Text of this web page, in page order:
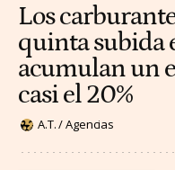
Los
quinta subida
acumulan un
casi el 20%
A.T. / Agencias